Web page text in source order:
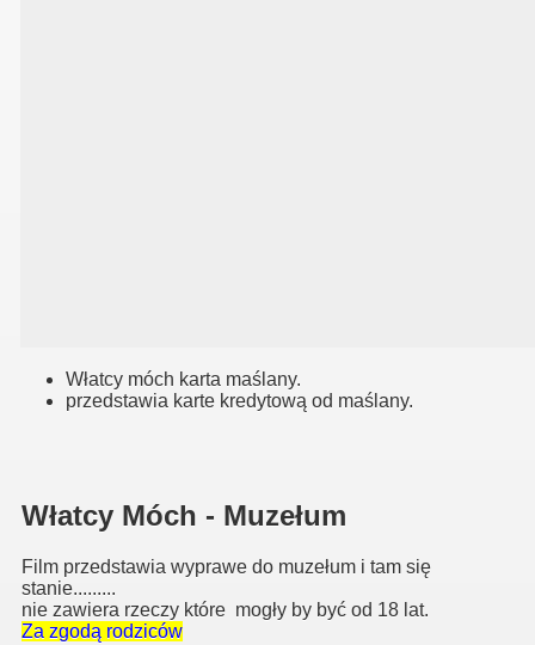
Włatcy móch karta maślany.
przedstawia karte kredytową od maślany.
Włatcy Móch - Muzełum
Film przedstawia wyprawe do muzełum i tam się
stanie.........
nie zawiera rzeczy które mogły by być od 18 lat.
Za zgodą rodziców
na gg.